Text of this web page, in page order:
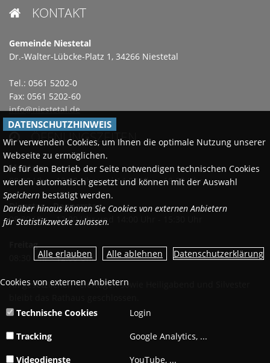
 KONTAKT
Gemeinde Niestetal
Dr.-Walter-Lübcke-Platz 1, 34266 Niestetal
Tel.: 0561 5202-0
Fax: 0561 5202-60
info@niestetal.de
 ÖFFNUNGSZEITEN
Montags
08:30 Uhr - 12:00 Uhr und 14:00 Uhr - 18:00 Uhr
Dienstag - Donnerstag
08:30 Uhr - 12:00 Uhr und 14:00 Uhr - 15:30 Uhr
Freitag
08:30 Uhr - 12:00 Uhr
An gesetzlichen Feiertagen sowie Heiligabend und Silvester
DATENSCHUTZHINWEIS
Wir verwenden Cookies, um Ihnen die optimale Nutzung unserer
Webseite zu ermöglichen.
Die für den Betrieb der Seite notwendigen technischen Cookies
werden automatisch gesetzt und können mit der Auswahl
Speichern bestätigt werden.
Darüber hinaus können Sie Cookies von externen Anbietern
für Statistikzwecke zulassen.
Datenschutzerklärung
Cookies von externen Anbietern
Technische Cookies Login
Tracking Google Analytics, ...
Videodienste YouTube, ...